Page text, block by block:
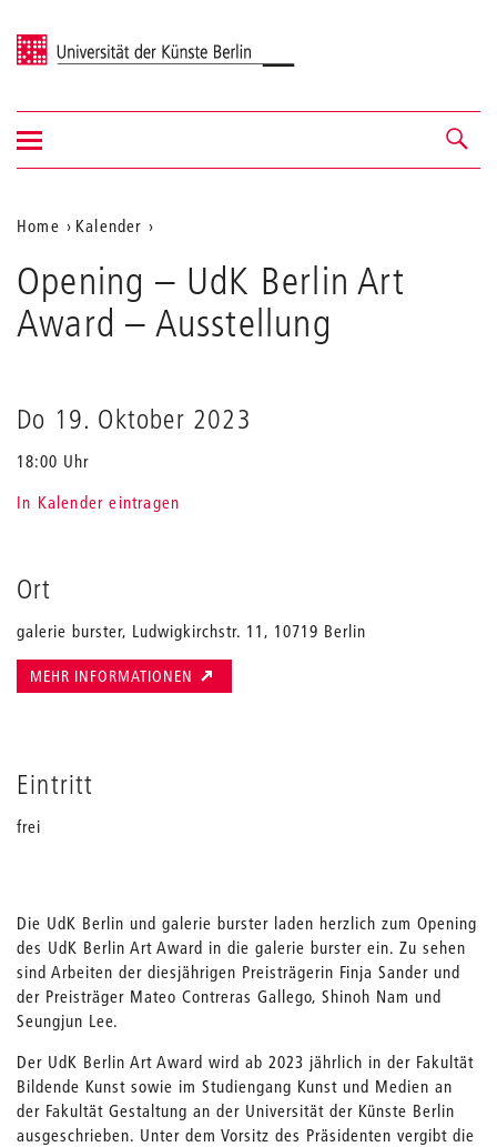
Universität der Künste Berlin
Navigation &
Suche
Navigation
ein-/ausblenden
Aktuelle
Position
auf
der
Home
Kalender
Berlin
Art
Opening – UdK Berlin Art
Award– Ausstellung
Do 19. Oktober 2023
18:00 Uhr
In Kalender eintragen
Ort
galerie burster, Ludwigkirchstr. 11, 10719 Berlin
MEHR INFORMATIONEN
Eintritt
frei
Die UdK Berlin und galerie burster laden herzlich zum Opening
des UdK Berlin Art Award in die galerie burster ein. Zu sehen
sind Arbeiten der diesjährigen Preisträgerin Finja Sander und
der Preisträger Mateo Contreras Gallego, Shinoh Nam und
Seungjun Lee.
Der UdK Berlin Art Award wird ab 2023 jährlich in der Fakultät
Bildende Kunst sowie im Studiengang Kunst und Medien an
der Fakultät Gestaltung an der Universität der Künste Berlin
ausgeschrieben. Unter dem Vorsitz des Präsidenten vergibt die